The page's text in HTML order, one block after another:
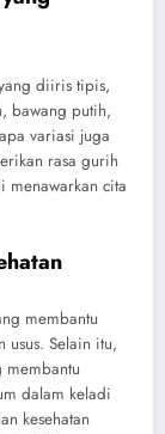
diiris tipis,
bawang putih,
variasi juga
rasa gurih
menawarkan cita
membantu
usus. Selain itu,
membantu
dalam keladi
kesehatan